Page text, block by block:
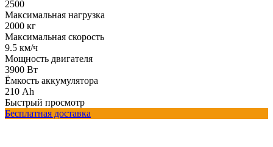
2500
Максимальная нагрузка
2000 кг
Максимальная скорость
9.5 км/ч
Мощность двигателя
3900 Вт
Ёмкость аккумулятора
210 Ah
Быстрый просмотр
Бесплатная доставка